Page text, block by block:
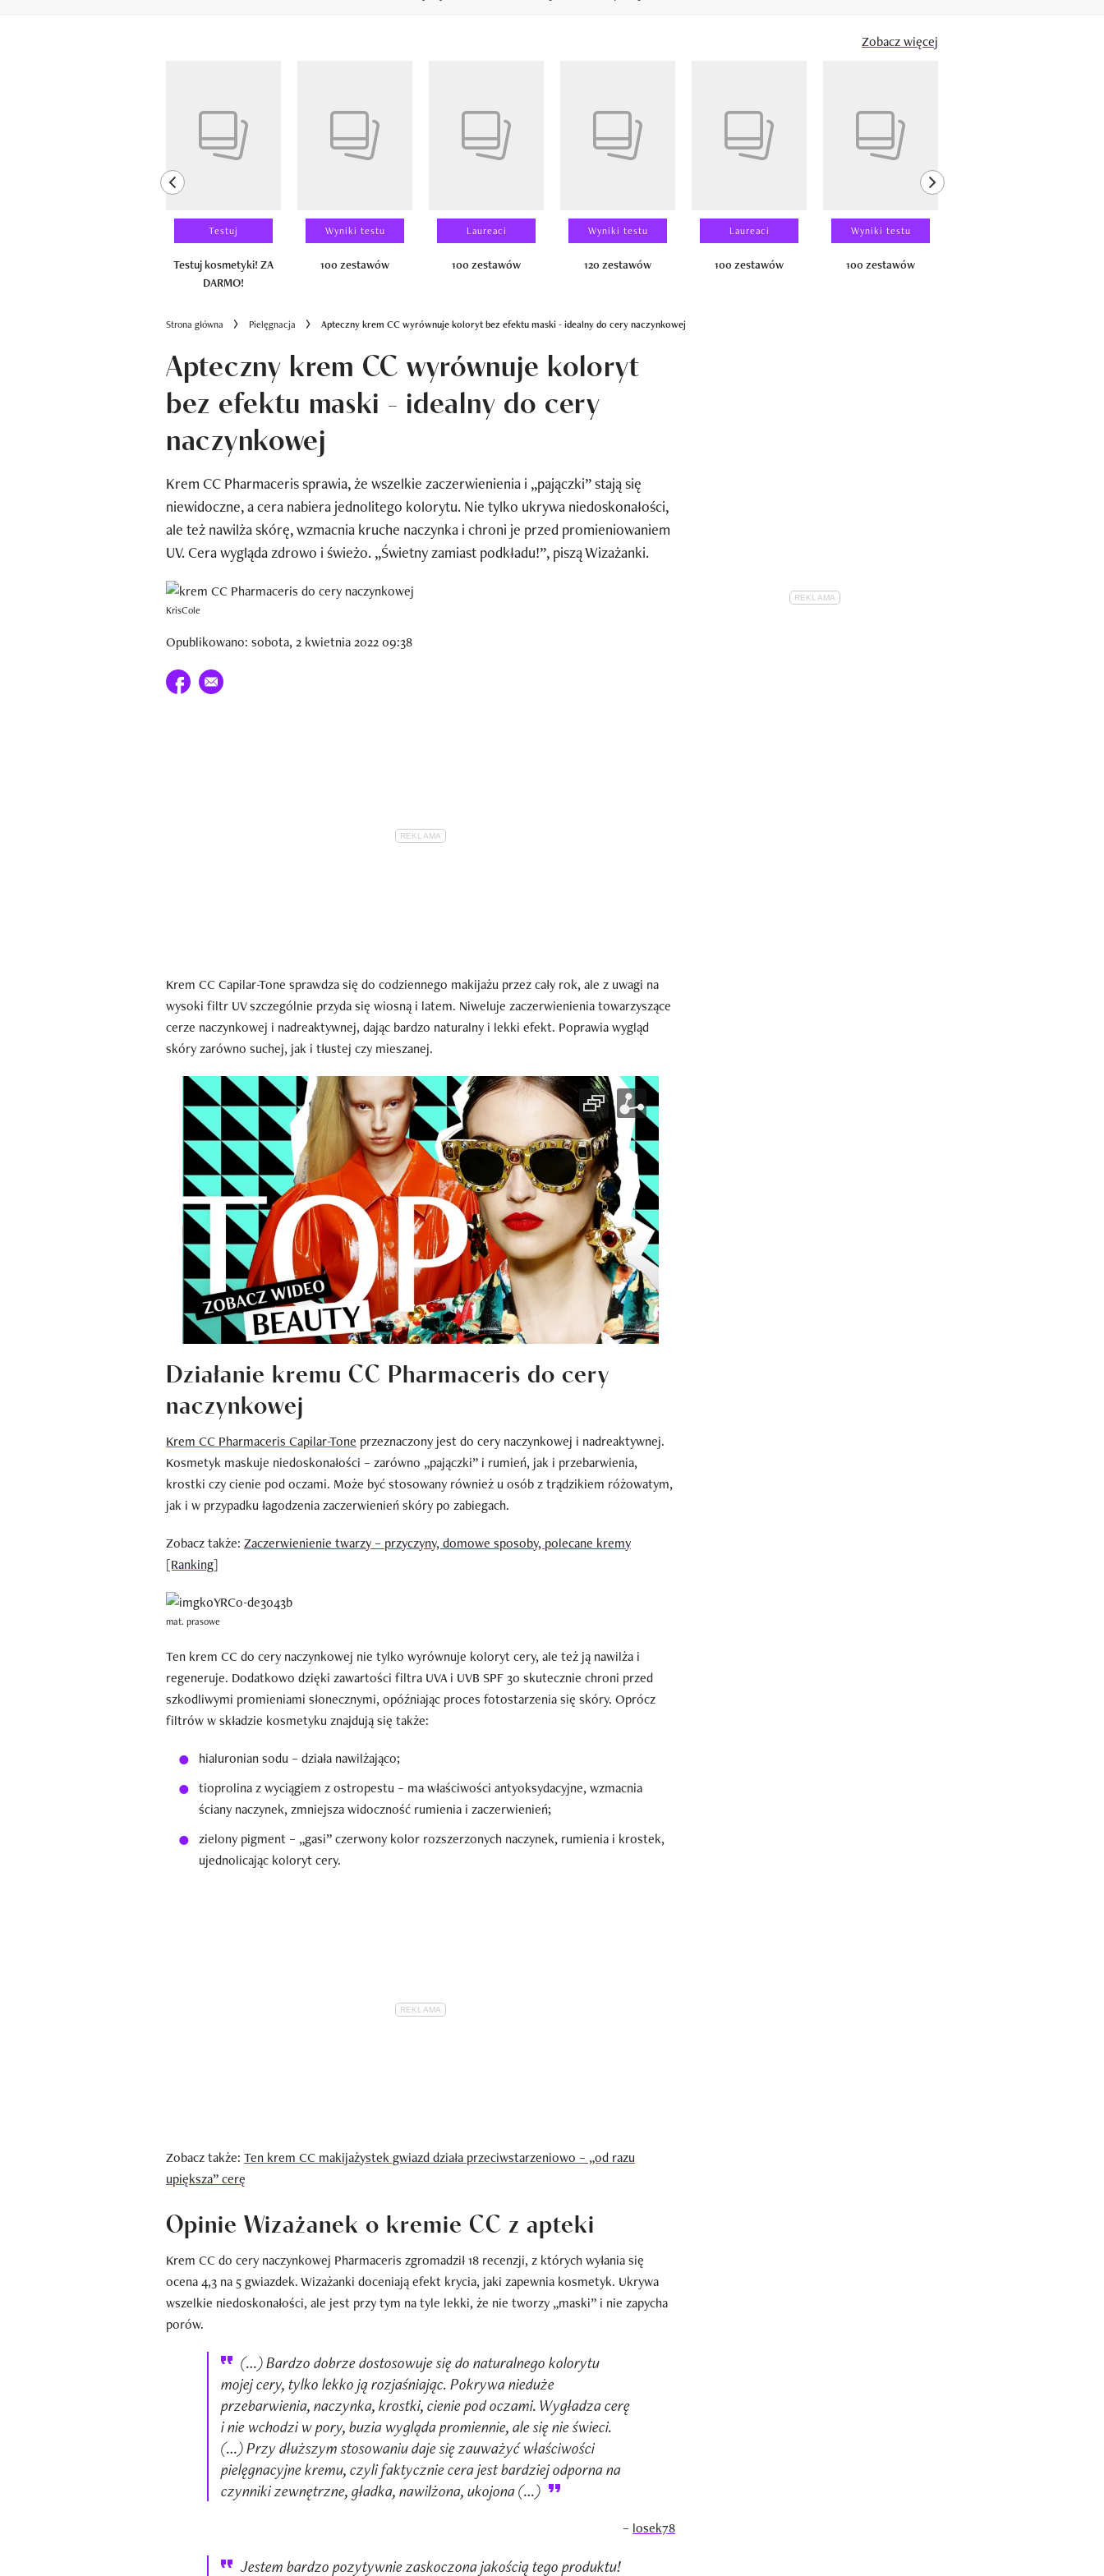
Zobacz więcej
previous element
Testuj
Testuj kosmetyki! ZA
DARMO!
Wyniki testu
100 zestawów
Laureaci
100 zestawów
Wyniki testu
120 zestawów
Laureaci
100 zestawów
Wyniki testu
100 zestawów
next element
Strona główna Pielęgnacja Apteczny krem CC wyrównuje koloryt bez efektu maski - idealny do cery naczynkowej
Apteczny krem CC wyrównuje koloryt
bez efektu maski - idealny do cery
naczynkowej
Krem CC Pharmaceris sprawia, że wszelkie zaczerwienienia i „pajączki” stają się
niewidoczne, a cera nabiera jednolitego kolorytu. Nie tylko ukrywa niedoskonałości,
ale też nawilża skórę, wzmacnia kruche naczynka i chroni je przed promieniowaniem
UV. Cera wygląda zdrowo i świeżo. „Świetny zamiast podkładu!”, piszą Wizażanki.
KrisCole
Opublikowano: sobota, 2 kwietnia 2022 09:38
Udostępnij na facebook
E-mail do przyjaciela
Krem CC Capilar-Tone sprawdza się do codziennego makijażu przez cały rok, ale z uwagi na
wysoki filtr UV szczególnie przyda się wiosną i latem. Niweluje zaczerwienienia towarzyszące
cerze naczynkowej i nadreaktywnej, dając bardzo naturalny i lekki efekt. Poprawia wygląd
skóry zarówno suchej, jak i tłustej czy mieszanej.
Działanie kremu CC Pharmaceris do cery
naczynkowej
Krem CC Pharmaceris Capilar-Tone przeznaczony jest do cery naczynkowej i nadreaktywnej.
Kosmetyk maskuje niedoskonałości – zarówno „pajączki” i rumień, jak i przebarwienia,
krostki czy cienie pod oczami. Może być stosowany również u osób z trądzikiem różowatym,
jak i w przypadku łagodzenia zaczerwienień skóry po zabiegach.
Zobacz także: Zaczerwienienie twarzy – przyczyny, domowe sposoby, polecane kremy
[Ranking]
mat. prasowe
Ten krem CC do cery naczynkowej nie tylko wyrównuje koloryt cery, ale też ją nawilża i
regeneruje. Dodatkowo dzięki zawartości filtra UVA i UVB SPF 30 skutecznie chroni przed
szkodliwymi promieniami słonecznymi, opóźniając proces fotostarzenia się skóry. Oprócz
filtrów w składzie kosmetyku znajdują się także:
hialuronian sodu – działa nawilżająco;
tioprolina z wyciągiem z ostropestu – ma właściwości antyoksydacyjne, wzmacnia
ściany naczynek, zmniejsza widoczność rumienia i zaczerwienień;
zielony pigment – „gasi” czerwony kolor rozszerzonych naczynek, rumienia i krostek,
ujednolicając koloryt cery.
Zobacz także: Ten krem CC makijażystek gwiazd działa przeciwstarzeniowo – „od razu
upiększa” cerę
Opinie Wizażanek o kremie CC z apteki
Krem CC do cery naczynkowej Pharmaceris zgromadził 18 recenzji, z których wyłania się
ocena 4,3 na 5 gwiazdek. Wizażanki doceniają efekt krycia, jaki zapewnia kosmetyk. Ukrywa
wszelkie niedoskonałości, ale jest przy tym na tyle lekki, że nie tworzy „maski” i nie zapycha
porów.
(…) Bardzo dobrze dostosowuje się do naturalnego kolorytu
mojej cery, tylko lekko ją rozjaśniając. Pokrywa nieduże
przebarwienia, naczynka, krostki, cienie pod oczami. Wygładza cerę
i nie wchodzi w pory, buzia wygląda promiennie, ale się nie świeci.
(…) Przy dłuższym stosowaniu daje się zauważyć właściwości
pielęgnacyjne kremu, czyli faktycznie cera jest bardziej odporna na
czynniki zewnętrzne, gładka, nawilżona, ukojona (…)
– losek78
Jestem bardzo pozytywnie zaskoczona jakością tego produktu!